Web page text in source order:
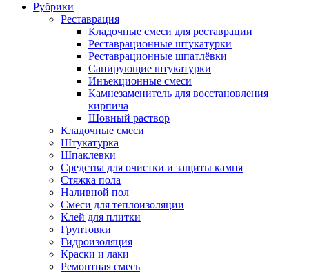
Рубрики
Реставрация
Кладочные смеси для реставрации
Реставрационные штукатурки
Реставрационные шпатлёвки
Санирующие штукатурки
Инъекционные смеси
Камнезаменитель для восстановления
кирпича
Шовный раствор
Кладочные смеси
Штукатурка
Шпаклевки
Средства для очистки и защиты камня
Стяжка пола
Наливной пол
Смеси для теплоизоляции
Клей для плитки
Грунтовки
Гидроизоляция
Краски и лаки
Ремонтная смесь